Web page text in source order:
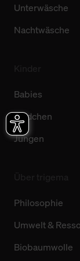
Unterwäsche
Nachtwäsche
Babies
Mädchen
Jungen
Philosophie
Umwelt &
Biobaumwolle